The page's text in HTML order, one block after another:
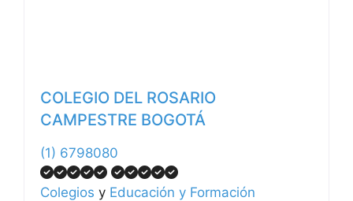
COLEGIO DEL ROSARIO
CAMPESTRE BOGOTÁ
(1) 6798080
Colegios y Educación y Formación